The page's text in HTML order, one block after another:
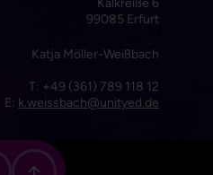
99085 Erfurt
Katja Möller-Weißbach
T: +49 (361) 789 118 12
E: k.weissbach@unityed.de